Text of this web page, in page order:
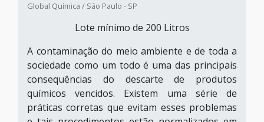
Global Química / São Paulo - SP
Lote mínimo de 200 Litros
A contaminação do meio ambiente e de toda a
sociedade como um todo é uma das principais
consequências do descarte de produtos
químicos vencidos. Existem uma série de
práticas corretas que evitam esses problemas